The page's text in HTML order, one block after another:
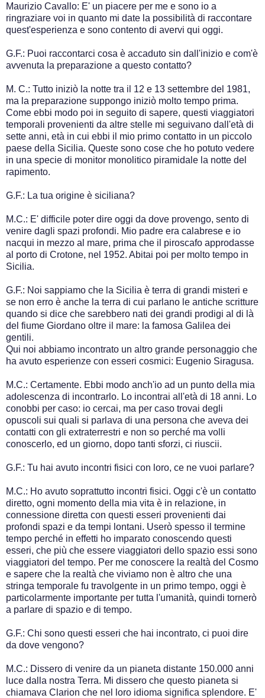
Maurizio Cavallo: E' un piacere per me e sono io a
ringraziare voi in quanto mi date la possibilità di raccontare
quest'esperienza e sono contento di avervi qui oggi.
G.F.: Puoi raccontarci cosa è accaduto sin dall'inizio e com'è
avvenuta la preparazione a questo contatto?
M. C.: Tutto iniziò la notte tra il 12 e 13 settembre del 1981,
ma la preparazione suppongo iniziò molto tempo prima.
Come ebbi modo poi in seguito di sapere, questi viaggiatori
temporali provenienti da altre stelle mi seguivano dall'età di
sette anni, età in cui ebbi il mio primo contatto in un piccolo
paese della Sicilia. Queste sono cose che ho potuto vedere
in una specie di monitor monolitico piramidale la notte del
rapimento.
G.F.: La tua origine è siciliana?
M.C.: E' difficile poter dire oggi da dove provengo, sento di
venire dagli spazi profondi. Mio padre era calabrese e io
nacqui in mezzo al mare, prima che il piroscafo approdasse
al porto di Crotone, nel 1952. Abitai poi per molto tempo in
Sicilia.
G.F.: Noi sappiamo che la Sicilia è terra di grandi misteri e
se non erro è anche la terra di cui parlano le antiche scritture
quando si dice che sarebbero nati dei grandi prodigi al di là
del fiume Giordano oltre il mare: la famosa Galilea dei
gentili.
Qui noi abbiamo incontrato un altro grande personaggio che
ha avuto esperienze con esseri cosmici: Eugenio Siragusa.
M.C.: Certamente. Ebbi modo anch'io ad un punto della mia
adolescenza di incontrarlo. Lo incontrai all'età di 18 anni. Lo
conobbi per caso: io cercai, ma per caso trovai degli
opuscoli sui quali si parlava di una persona che aveva dei
contatti con gli extraterrestri e non so perché ma volli
conoscerlo, ed un giorno, dopo tanti sforzi, ci riuscii.
G.F.: Tu hai avuto incontri fisici con loro, ce ne vuoi parlare?
M.C.: Ho avuto soprattutto incontri fisici. Oggi c'è un contatto
diretto, ogni momento della mia vita è in relazione, in
connessione diretta con questi esseri provenienti dai
profondi spazi e da tempi lontani. Userò spesso il termine
tempo perché in effetti ho imparato conoscendo questi
esseri, che più che essere viaggiatori dello spazio essi sono
viaggiatori del tempo. Per me conoscere la realtà del Cosmo
e sapere che la realtà che viviamo non è altro che una
stringa temporale fu travolgente in un primo tempo, oggi è
particolarmente importante per tutta l'umanità, quindi tornerò
a parlare di spazio e di tempo.
G.F.: Chi sono questi esseri che hai incontrato, ci puoi dire
da dove vengono?
M.C.: Dissero di venire da un pianeta distante 150.000 anni
luce dalla nostra Terra. Mi dissero che questo pianeta si
chiamava Clarion che nel loro idioma significa splendore. E'